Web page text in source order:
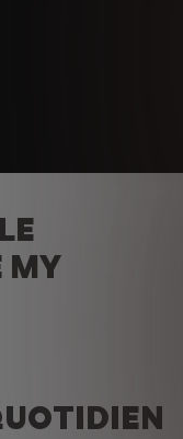
MY